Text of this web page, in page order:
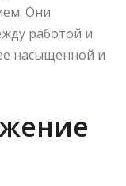
Они
работой и
насыщенной и